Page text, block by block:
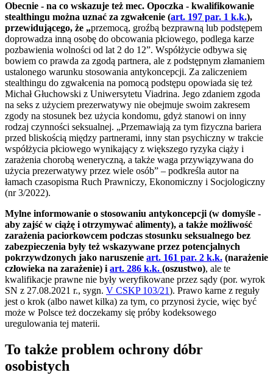
Obecnie - na co wskazuje też mec. Opoczka - kwalifikowanie
stealthingu można uznać za zgwałcenie (art. 197 par. 1 k.k.),
przewidującego, że „przemocą, groźbą bezprawną lub podstępem
doprowadza inną osobę do obcowania płciowego, podlega karze
pozbawienia wolności od lat 2 do 12”. Współżycie odbywa się
bowiem co prawda za zgodą partnera, ale z podstępnym złamaniem
ustalonego warunku stosowania antykoncepcji. Za zaliczeniem
stealthingu do zgwałcenia na pomocą podstępu opowiada się też
Michał Głuchowski z Uniwersytetu Viadrina. Jego zdaniem zgoda
na seks z użyciem prezerwatywy nie obejmuje swoim zakresem
zgody na stosunek bez użycia kondomu, gdyż stanowi on inny
rodzaj czynności seksualnej. „Przemawiają za tym fizyczna bariera
przed bliskością między partnerami, inny stan psychiczny w trakcie
współżycia płciowego wynikający z większego ryzyka ciąży i
zarażenia chorobą weneryczną, a także waga przywiązywana do
użycia prezerwatywy przez wiele osób” – podkreśla autor na
łamach czasopisma Ruch Prawniczy, Ekonomiczny i Socjologiczny
(nr 3/2022).
Mylne informowanie o stosowaniu antykoncepcji (w domyśle -
aby zajść w ciążę i otrzymywać alimenty), a także możliwość
zarażenia paciorkowcem podczas stosunku seksualnego bez
zabezpieczenia były też wskazywane przez potencjalnych
pokrzywdzonych jako naruszenie art. 161 par. 2 k.k. (narażenie
człowieka na zarażenie) i art. 286 k.k. (oszustwo), ale te
kwalifikacje prawne nie były weryfikowane przez sądy (por. wyrok
SN z 27.08.2021 r., sygn. V CSKP 103/21). Prawo karne z reguły
jest o krok (albo nawet kilka) za tym, co przynosi życie, więc być
może w Polsce też doczekamy się próby kodeksowego
uregulowania tej materii.
To także problem ochrony dóbr
osobistych